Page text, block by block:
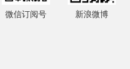
微信订阅号 新浪微博